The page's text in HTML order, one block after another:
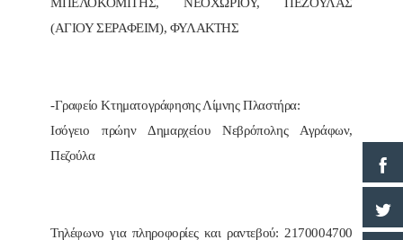
(ΑΓΙΟΥ ΣΕΡΑΦΕΙΜ), ΦΥΛΑΚΤΗΣ
-Γραφείο Κτηματογράφησης Λίμνης Πλαστήρα:
Ισόγειo πρώην Δημαρχείου Νεβρόπολης Αγράφων,
Πεζούλα
Τηλέφωνο για πληροφορίες και ραντεβού: 2170004700